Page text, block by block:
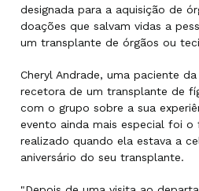
designada para a aquisição de
doações que salvam vidas a
um transplante de órgãos ou
Cheryl Andrade, uma paciente
recetora de um transplante de
com o grupo sobre a sua
evento ainda mais especial foi
realizado quando ela estava a
aniversário do seu transplante.